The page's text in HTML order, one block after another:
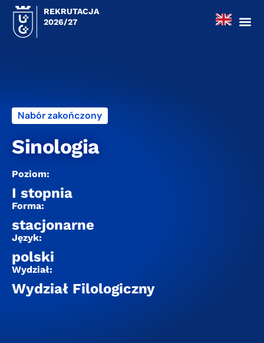
REKRUTACJA
2026/27
Nabór zakończony
Sinologia
Poziom:
I stopnia
Forma:
stacjonarne
Język:
polski
Wydział:
Wydział Filologiczny